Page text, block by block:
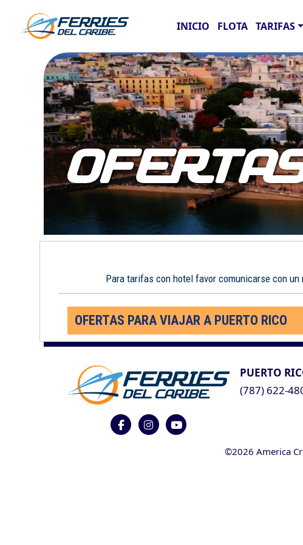
INICIO FLOTA TARIFAS
Para tarifas con hotel favor comunicarse con un
OFERTAS PARA VIAJAR A PUERTO RICO
PUERTO
(787) 622-
©2026 America